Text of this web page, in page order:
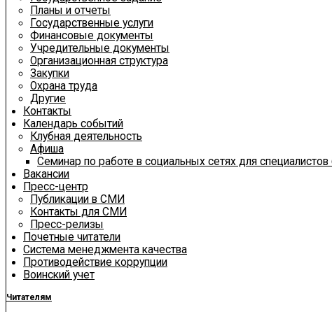
Планы и отчеты
Государственные услуги
Финансовые документы
Учредительные документы
Организационная структура
Закупки
Охрана труда
Другие
Контакты
Календарь событий
Клубная деятельность
Афиша
Семинар по работе в социальных сетях для
Вакансии
Пресс-центр
Публикации в СМИ
Контакты для СМИ
Пресс-релизы
Почетные читатели
Система менеджмента качества
Противодействие коррупции
Воинский учет
Читателям